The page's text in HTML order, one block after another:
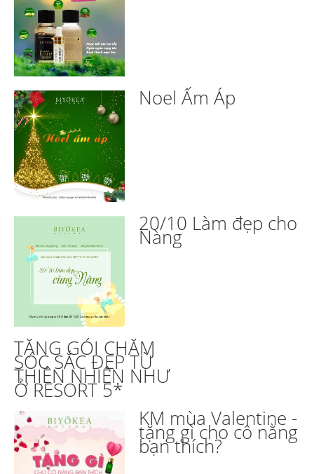
Noel Ấm Áp
20/10 Làm đẹp cho
Nàng
TẶNG GÓI CHĂM
SÓC SẮC ĐẸP TỪ
THIÊN NHIÊN NHƯ
Ở RESORT 5*
KM mùa Valentine -
tặng gì cho cô nằng
bạn thích?